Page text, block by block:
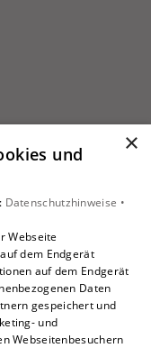
×
und
Datenschutzhinweise •
Webseite
dem Endgerät
auf dem Endgerät
Daten
gespeichert und
und
Webseitenbesuchern